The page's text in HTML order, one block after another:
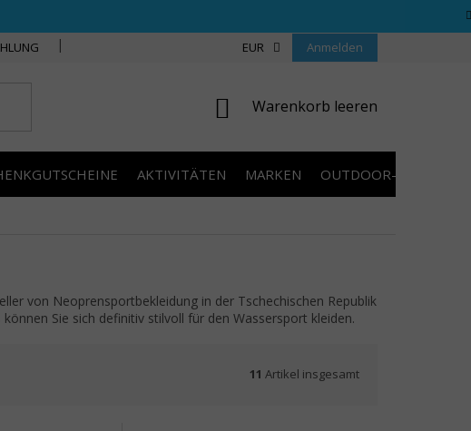
ÜBER UNS COOKIES
EUR Anmelden
WARENKORB
Warenkorb leeren
AKTIVITÄTEN MARKEN OUTDOOR-
von Neoprensportbekleidung in der Tschechischen Republik
Sie sich definitiv stilvoll für den Wassersport kleiden.
11 Artikel insgesamt